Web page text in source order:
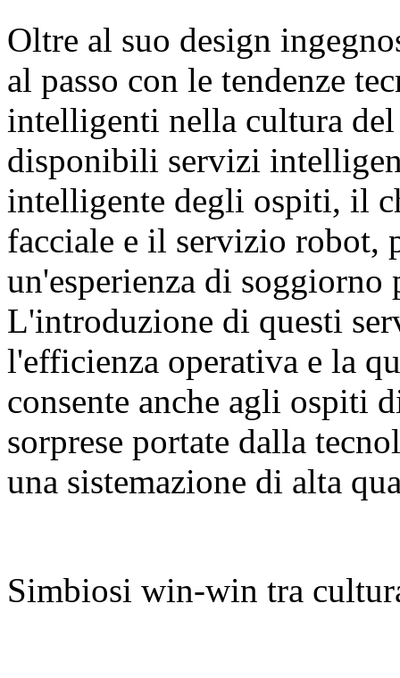
Oltre al suo design
al passo con le tendenze
intelligenti nella cultura
disponibili servizi
intelligente degli ospiti, il
facciale e il servizio robot,
un'esperienza di
L'introduzione di questi
l'efficienza operativa e la
consente anche agli ospiti
sorprese portate dalla
una sistemazione di alta
Simbiosi win-win tra